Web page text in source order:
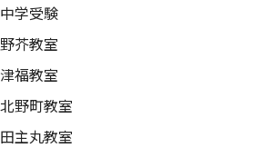
中学受験
野芥教室
津福教室
北野町教室
田主丸教室